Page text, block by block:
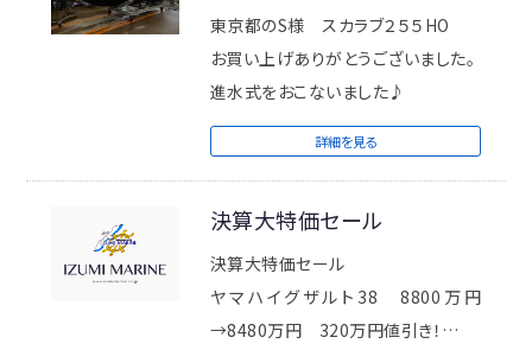
東京都のS様 スカラブ２５５HO
お買い上げありがとうございました。
進水式をおこないました♪
詳細を見る
決算大特価セール
決算大特価セール
ヤマハイグザルト38 8800万円
→8480万円 320万円値引き！